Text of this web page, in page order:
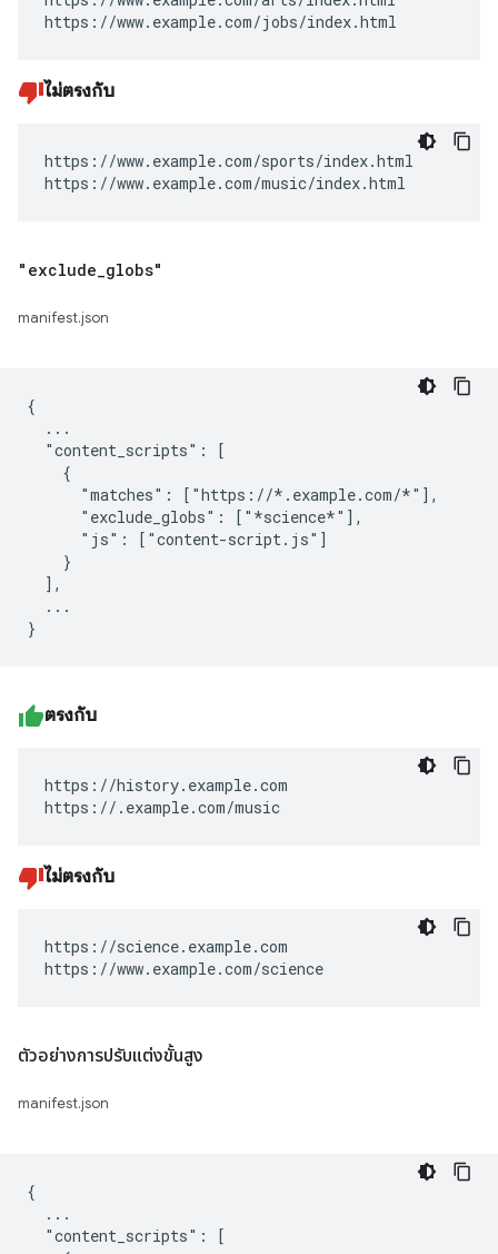
https://www.example.com/jobs/index.html
ไม่ตรงกับ
https://www.example.com/sports/index.html
https://www.example.com/music/index.html
"exclude globs"
manifest.json
{
  ...
  "content_scripts": [
    {
      "matches": ["https://*.example.com/*"],
      "exclude_globs": ["*science*"],
      "js": ["content-script.js"]
    }
  ],
  ...
ตรงกับ
https://history.example.com
https://.example.com/music
ไม่ตรงกับ
https://science.example.com
https://www.example.com/science
ตัวอย่างการปรับแต่งขั้นสูง
manifest.json
{
  ...
  "content_scripts": [